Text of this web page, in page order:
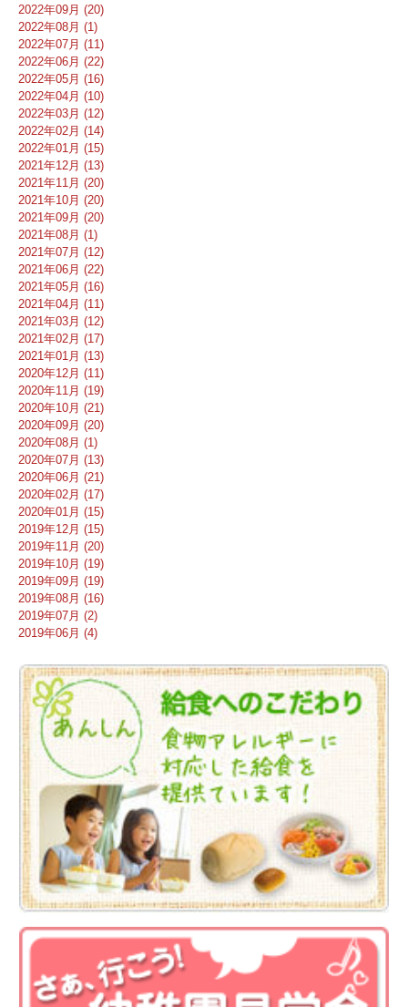
2022年09月 (20)
2022年08月 (1)
2022年07月 (11)
2022年06月 (22)
2022年05月 (16)
2022年04月 (10)
2022年03月 (12)
2022年02月 (14)
2022年01月 (15)
2021年12月 (13)
2021年11月 (20)
2021年10月 (20)
2021年09月 (20)
2021年08月 (1)
2021年07月 (12)
2021年06月 (22)
2021年05月 (16)
2021年04月 (11)
2021年03月 (12)
2021年02月 (17)
2021年01月 (13)
2020年12月 (11)
2020年11月 (19)
2020年10月 (21)
2020年09月 (20)
2020年08月 (1)
2020年07月 (13)
2020年06月 (21)
2020年02月 (17)
2020年01月 (15)
2019年12月 (15)
2019年11月 (20)
2019年10月 (19)
2019年09月 (19)
2019年08月 (16)
2019年07月 (2)
2019年06月 (4)